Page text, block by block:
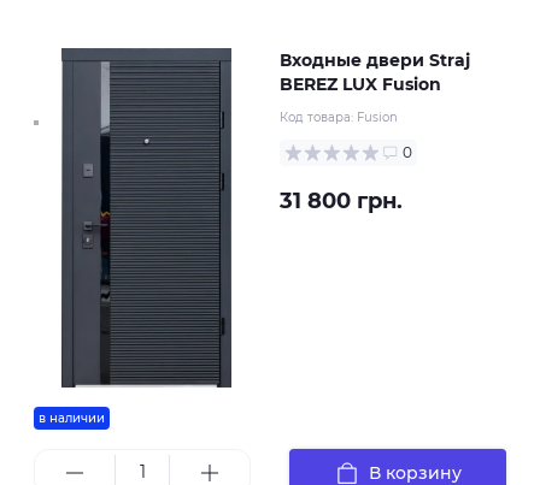
в наличии
Входные двери Straj
BEREZ LUX Fusion
Код товара: Fusion
0
31 800 грн.
В корзину